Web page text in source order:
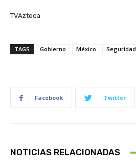
TVAzteca
TAGS Gobierno México Seguridad
Facebook Twitter
NOTICIAS RELACIONADAS